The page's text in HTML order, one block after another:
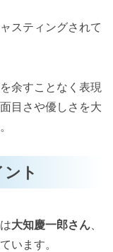
スティングされて
余すことなく表現
目さや優しさを大
ト
大知慶一郎さん
います。